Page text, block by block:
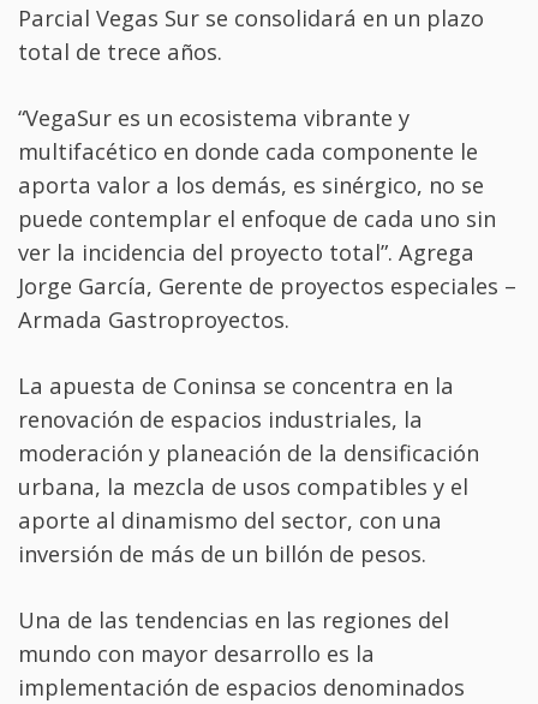
Parcial Vegas Sur se consolidará en un plazo
total de trece años.
“VegaSur es un ecosistema vibrante y
multifacético en donde cada componente le
aporta valor a los demás, es sinérgico, no se
puede contemplar el enfoque de cada uno sin
ver la incidencia del proyecto total”. Agrega
Jorge García, Gerente de proyectos especiales –
Armada Gastroproyectos.
La apuesta de Coninsa se concentra en la
renovación de espacios industriales, la
moderación y planeación de la densificación
urbana, la mezcla de usos compatibles y el
aporte al dinamismo del sector, con una
inversión de más de un billón de pesos.
Una de las tendencias en las regiones del
mundo con mayor desarrollo es la
implementación de espacios denominados